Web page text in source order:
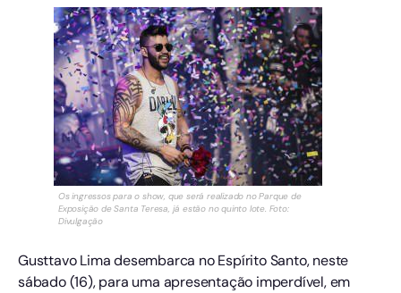
Os ingressos para o show, que será realizado no Parque de
Exposição de Santa Teresa, já estão no quinto lote. Foto:
Divulgação
Gusttavo Lima desembarca no Espírito Santo, neste
sábado (16), para uma apresentação imperdível, em